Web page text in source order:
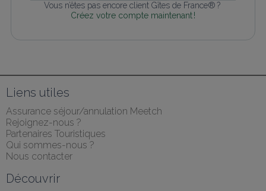
Vous n’êtes pas encore client Gîtes de France® ?
Créez votre compte maintenant !
Liens utiles
Assurance séjour/annulation Meetch
Rejoignez-nous ?
Partenaires Touristiques
Qui sommes-nous ?
Nous contacter
Découvrir